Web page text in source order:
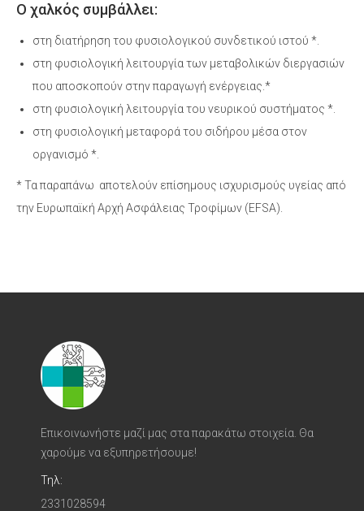
Ο χαλκός συμβάλλει:
στη διατήρηση του φυσιολογικού συνδετικού ιστού *.
στη φυσιολογική λειτουργία των μεταβολικών διεργασιών
που αποσκοπούν στην παραγωγή ενέργειας.*
στη φυσιολογική λειτουργία του νευρικού συστήματος *.
στη φυσιολογική μεταφορά του σιδήρου μέσα στον
οργανισμό *.
* Τα παραπάνω αποτελούν επίσημους ισχυρισμούς υγείας από
την Eυρωπαϊκή Αρχή Ασφάλειας Τροφίμων (EFSA).
Επικοινωνήστε μαζί μας στα παρακάτω στοιχεία. Θα
χαρούμε να εξυπηρετήσουμε!
Τηλ:
2331028594